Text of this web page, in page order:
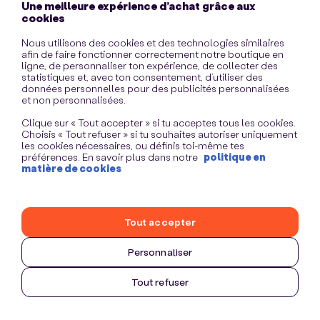
Une meilleure expérience d’achat grâce aux
cookies
Nous utilisons des cookies et des technologies similaires
afin de faire fonctionner correctement notre boutique en
ligne, de personnaliser ton expérience, de collecter des
statistiques et, avec ton consentement, d’utiliser des
données personnelles pour des publicités personnalisées
et non personnalisées.
Clique sur « Tout accepter » si tu acceptes tous les cookies.
Choisis « Tout refuser » si tu souhaites autoriser uniquement
les cookies nécessaires, ou définis toi-même tes
préférences. En savoir plus dans notre politique en
matière de cookies
Personnaliser
Tout refuser
Tout accepter